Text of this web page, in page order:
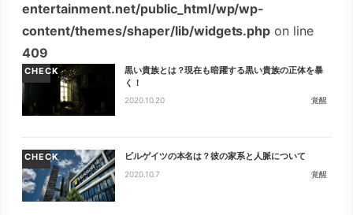
entertainment.net/public_html/wp/wp-
content/themes/shaper/lib/widgets.php on line
409
CHECK
黒い貴族とは？現在も暗躍する黒い貴族の正体を暴
く！
2020.10.20 覚醒
CHECK ビルゲイツの本名は？彼の家系と人脈について
2020.10.7 覚醒